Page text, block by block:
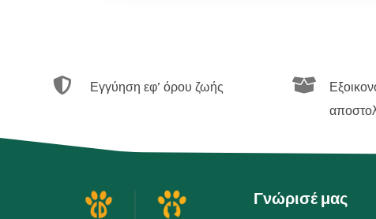
 Εγγύηση εφ’ όρου ζωής 
Γνώρισέ μας